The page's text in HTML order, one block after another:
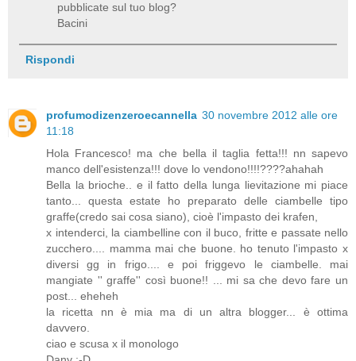
pubblicate sul tuo blog?
Bacini
Rispondi
profumodizenzeroecannella 30 novembre 2012 alle ore
11:18
Hola Francesco! ma che bella il taglia fetta!!! nn sapevo
manco dell'esistenza!!! dove lo vendono!!!!????ahahah
Bella la brioche.. e il fatto della lunga lievitazione mi piace
tanto... questa estate ho preparato delle ciambelle tipo
graffe(credo sai cosa siano), cioè l'impasto dei krafen,
x intenderci, la ciambelline con il buco, fritte e passate nello
zucchero.... mamma mai che buone. ho tenuto l'impasto x
diversi gg in frigo.... e poi friggevo le ciambelle. mai
mangiate '' graffe'' così buone!! ... mi sa che devo fare un
post... eheheh
la ricetta nn è mia ma di un altra blogger... è ottima
davvero.
ciao e scusa x il monologo